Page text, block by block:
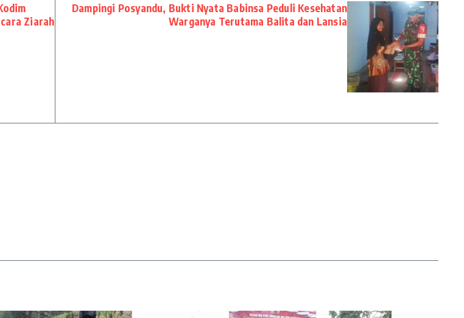
Ziarah
Dampingi Posyandu, Bukti Nyata Babinsa Peduli Kesehatan
Warganya Terutama Balita dan Lansia